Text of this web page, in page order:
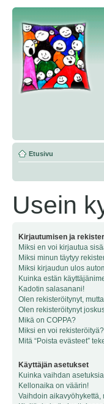
Etusivu
Usein
Kirjautumisen ja
Miksi en voi kirjautua
Miksi minun täytyy
Miksi kirjaudun ulos
Kuinka estän
Kadotin salasanani!
Olen rekisteröitynyt,
Olen rekisteröitynyt
Mikä on COPPA?
Miksi en voi rekisteröityä?
Mitä “Poista evästeet”
Käyttäjän asetukset
Kuinka vaihdan
Kellonaika on väärin!
Vaihdoin aikavyöhykettä,